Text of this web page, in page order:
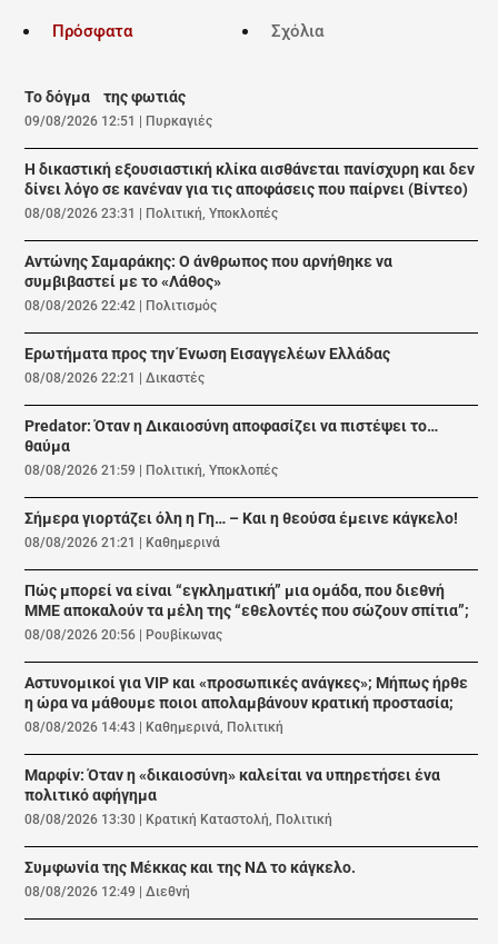
Πρόσφατα Σχόλια
Το δόγμα της φωτιάς
09/08/2026 12:51 | Πυρκαγιές
Η δικαστική εξουσιαστική κλίκα αισθάνεται πανίσχυρη και δεν
δίνει λόγο σε κανέναν για τις αποφάσεις που παίρνει (Βίντεο)
08/08/2026 23:31 | Πολιτική,Υποκλοπές
Αντώνης Σαμαράκης: Ο άνθρωπος που αρνήθηκε να
συμβιβαστεί με το «Λάθος»
08/08/2026 22:42 | Πολιτισμός
Ερωτήματα προς την Ένωση Εισαγγελέων Ελλάδας
08/08/2026 22:21 |Δικαστές
Predator: Όταν η Δικαιοσύνη αποφασίζει να πιστέψει το…
θαύμα
08/08/2026 21:59 | Πολιτική,Υποκλοπές
Σήμερα γιορτάζει όλη η Γη… – Και η θεούσα έμεινε κάγκελο!
08/08/2026 21:21 | Καθημερινά
Πώς μπορεί να είναι “εγκληματική” μια ομάδα, που διεθνή
ΜΜΕ αποκαλούν τα μέλη της “εθελοντές που σώζουν σπίτια”;
08/08/2026 20:56 | Ρουβίκωνας
Αστυνομικοί για VIP και «προσωπικές ανάγκες»; Μήπως ήρθε
η ώρα να μάθουμε ποιοι απολαμβάνουν κρατική προστασία;
08/08/2026 14:43 | Καθημερινά, Πολιτική
Μαρφίν: Όταν η «δικαιοσύνη» καλείται να υπηρετήσει ένα
πολιτικό αφήγημα
08/08/2026 13:30 | Κρατική Καταστολή, Πολιτική
Συμφωνία της Μέκκας και της ΝΔ το κάγκελο.
08/08/2026 12:49 |Διεθνή